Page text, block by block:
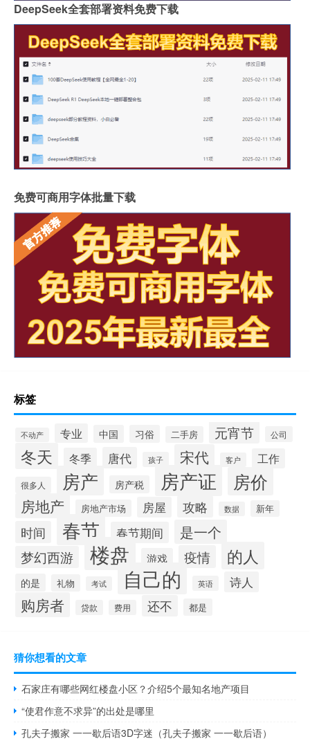
DeepSeek全套部署资料免费下载
免费可商用字体批量下载
标签
不动产 专业 中国 习俗 二手房 元宵节 公司
冬天 冬季 唐代 孩子 宋代 客户 工作
很多人 房产 房产税 房产证 房价
房地产 房地产市场 房屋 攻略 数据 新年
时间 春节 春节期间 是一个
梦幻西游 楼盘 游戏 疫情 的人
的是 礼物 考试 自己的 英语 诗人
购房者 贷款 费用 还不 都是
猜你想看的文章
石家庄有哪些网红楼盘小区？介绍5个最知名地产项目
“使君作意不求异”的出处是哪里
孔夫子搬家 一一歇后语3D字迷（孔夫子搬家 一一歇后语）